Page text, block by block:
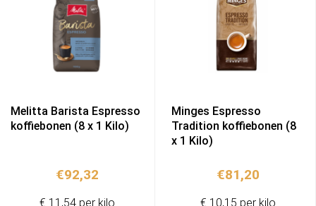
Melitta Barista Espresso
koffiebonen (8 x 1 Kilo)
€92,32
€ 11,54 per kilo
Minges Espresso
Tradition koffiebonen (8
x 1 Kilo)
€81,20
€ 10,15 per kilo